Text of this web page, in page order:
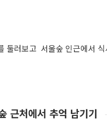
둘러보고 서울숲 인근에서
근처에서 추억 남기기